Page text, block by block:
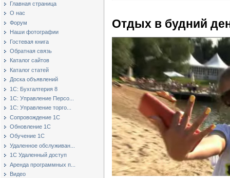
Главная страница
О нас
Форум
Наши фотографии
Гостевая книга
Обратная связь
Каталог сайтов
Каталог статей
Доска объявлений
1С: Бухгалтерия 8
1С: Управление Персо...
1С: Управление торго...
Сопровождение 1С
Обновление 1С
Обучение 1С
Удаленное обслуживан...
1С Удаленный доступ
Аренда программных п...
Видео
Отдых в будний